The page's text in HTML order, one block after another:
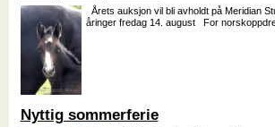
Årets auksjon vil bli avholdt på Meridian
åringer fredag 14. august For
Nyttig sommerferie